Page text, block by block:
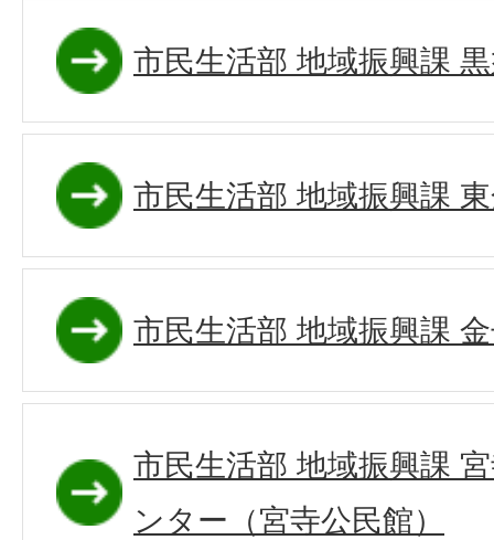
市民生活部 地域振興課
市民生活部 地域振興課
市民生活部 地域振興課
市民生活部 地域振興課
ンター（宮寺公民館）